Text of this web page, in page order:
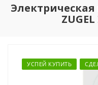
УСПЕЙ КУПИТЬ